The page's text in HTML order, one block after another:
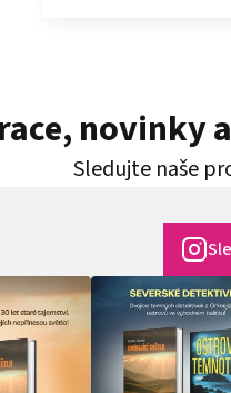
novinky
Sledujte naše